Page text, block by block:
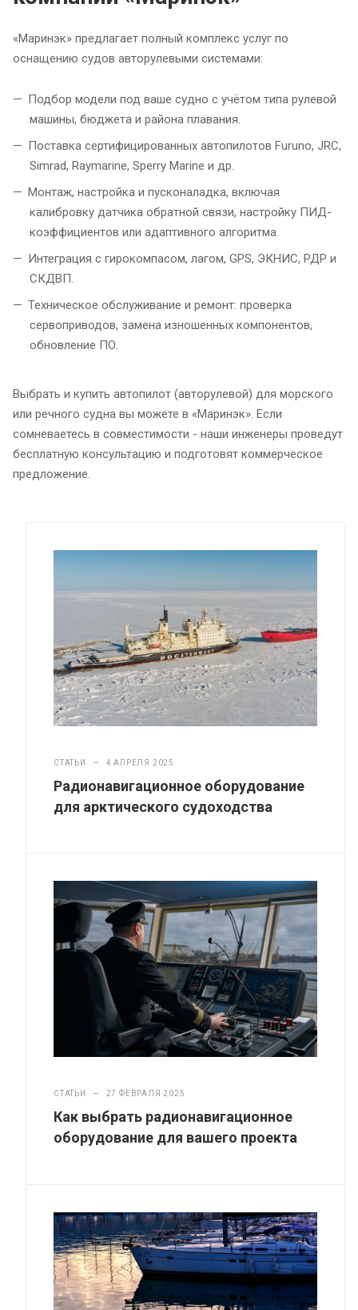
«Маринэк» предлагает полный комплекс услуг по
оснащению судов авторулевыми системами:
Подбор модели под ваше судно с учётом типа рулевой
машины, бюджета и района плавания.
Поставка сертифицированных автопилотов Furuno, JRC,
Simrad, Raymarine, Sperry Marine и др.
Монтаж, настройка и пусконаладка, включая
калибровку датчика обратной связи, настройку ПИД-
коэффициентов или адаптивного алгоритма.
Интеграция с гирокомпасом, лагом, GPS, ЭКНИС, РДР и
СКДВП.
Техническое обслуживание и ремонт: проверка
сервоприводов, замена изношенных компонентов,
обновление ПО.
Выбрать и купить автопилот (авторулевой) для морского
или речного судна вы можете в «Маринэк». Если
сомневаетесь в совместимости - наши инженеры проведут
бесплатную консультацию и подготовят коммерческое
предложение.
СТАТЬИ — 4 АПРЕЛЯ 2025
Радионавигационное оборудование
для арктического судоходства
СТАТЬИ — 27 ФЕВРАЛЯ 2025
Как выбрать радионавигационное
оборудование для вашего проекта